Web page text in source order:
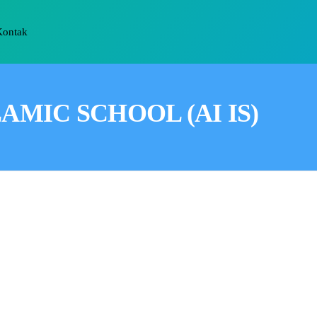
SCHOOL (AI IS)